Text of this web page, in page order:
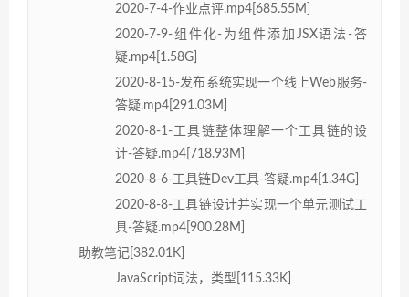
2020-7-4-作业点评.mp4[685.55M]
2020-7-9-组件化-为组件添加JSX语法-答
疑.mp4[1.58G]
2020-8-15-发布系统实现一个线上Web服务-
答疑.mp4[291.03M]
2020-8-1-工具链整体理解一个工具链的设
计-答疑.mp4[718.93M]
2020-8-6-工具链Dev工具-答疑.mp4[1.34G]
2020-8-8-工具链设计并实现一个单元测试工
具-答疑.mp4[900.28M]
助教笔记[382.01K]
JavaScript词法，类型[115.33K]